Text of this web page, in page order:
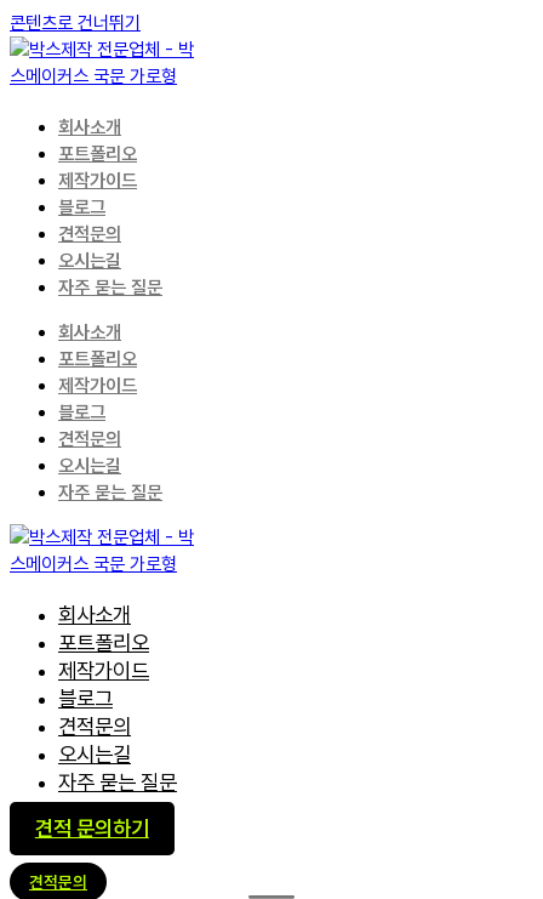
콘텐츠로 건너뛰기
회사소개
포트폴리오
제작가이드
블로그
견적문의
오시는길
자주 묻는 질문
회사소개
포트폴리오
제작가이드
블로그
견적문의
오시는길
자주 묻는 질문
회사소개
포트폴리오
제작가이드
블로그
견적문의
오시는길
자주 묻는 질문
견적 문의하기
견적문의